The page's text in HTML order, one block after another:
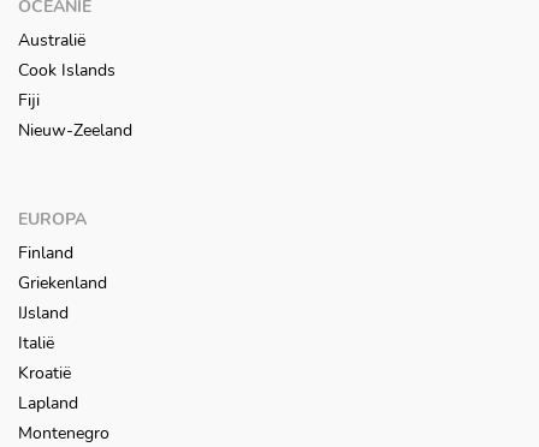
OCEANIË
Australië
Cook Islands
Fiji
Nieuw-Zeeland
EUROPA
Finland
Griekenland
IJsland
Italië
Kroatië
Lapland
Montenegro